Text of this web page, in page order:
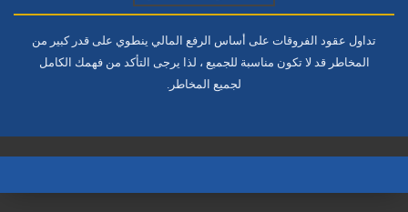
تداول عقود الفروقات على أساس الرفع المالي ينطوي على قدر كبير من
المخاطر قد لا تكون مناسبة للجميع ، لذا يرجى التأكد من فهمك الكامل
لجميع المخاطر.